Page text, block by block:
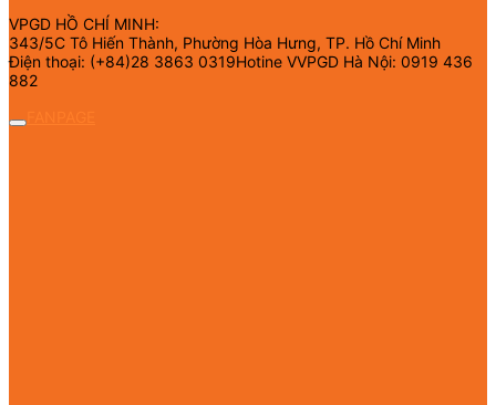
VPGD HỒ CHÍ MINH:
343/5C Tô Hiến Thành, Phường Hòa Hưng, TP. Hồ Chí Minh
Điện thoại: (+84)28 3863 0319Hotine VVPGD Hà Nội: 0919 436
882